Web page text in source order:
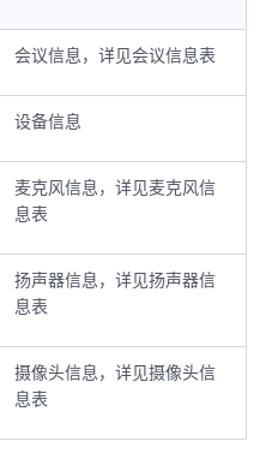
会议信息，详见会议信息表
设备信息
麦克风信息，详见麦克风信
息表
扬声器信息，详见扬声器信
息表
摄像头信息，详见摄像头信
息表